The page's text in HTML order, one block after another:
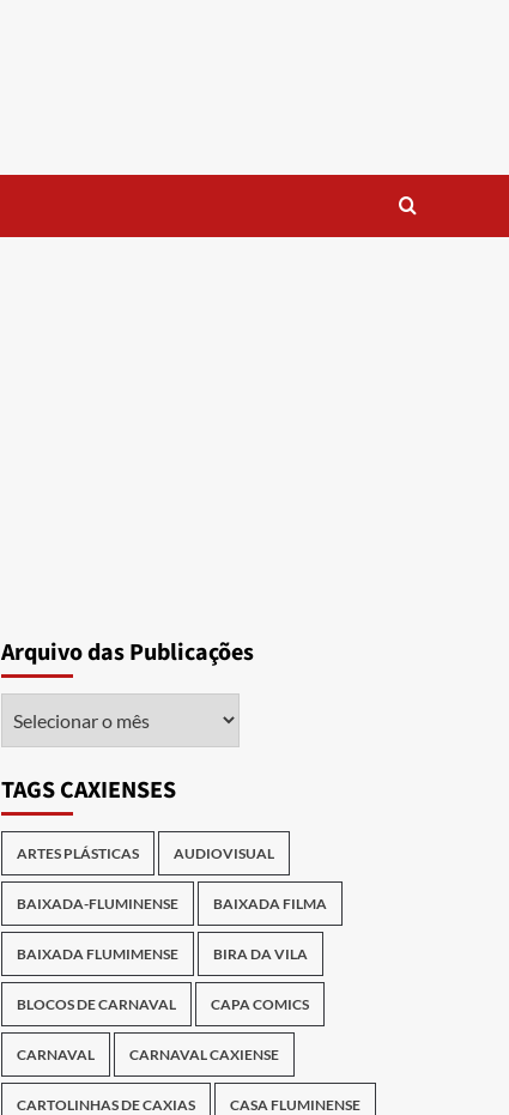
Arquivo das Publicações
TAGS CAXIENSES
ARTES PLÁSTICAS AUDIOVISUAL
BAIXADA-FLUMINENSE BAIXADA FILMA
BAIXADA FLUMIMENSE BIRA DA VILA
BLOCOS DE CARNAVAL CAPA COMICS
CARNAVAL CARNAVAL CAXIENSE
CARTOLINHAS DE CAXIAS CASA FLUMINENSE